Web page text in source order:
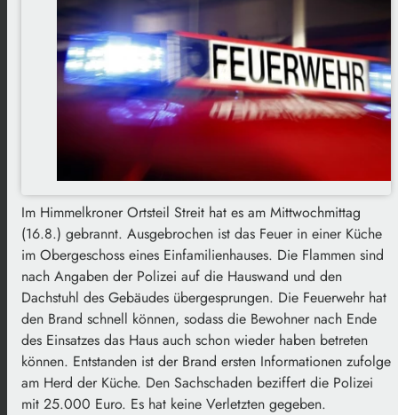
Im Himmelkroner Ortsteil Streit hat es am Mittwochmittag
(16.8.) gebrannt. Ausgebrochen ist das Feuer in einer Küche
im Obergeschoss eines Einfamilienhauses. Die Flammen sind
nach Angaben der Polizei auf die Hauswand und den
Dachstuhl des Gebäudes übergesprungen. Die Feuerwehr hat
den Brand schnell können, sodass die Bewohner nach Ende
des Einsatzes das Haus auch schon wieder haben betreten
können. Entstanden ist der Brand ersten Informationen zufolge
am Herd der Küche. Den Sachschaden beziffert die Polizei
mit 25.000 Euro. Es hat keine Verletzten gegeben.